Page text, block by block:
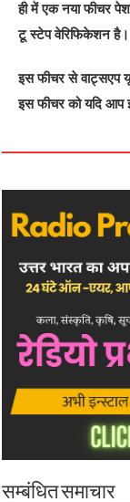
ही में एक नया फीचर
टू स्टेप वेरिफिकेशन है।
इस फीचर से वाट्सएप
इस फीचर को यदि आप
सम्बंधित समाचार